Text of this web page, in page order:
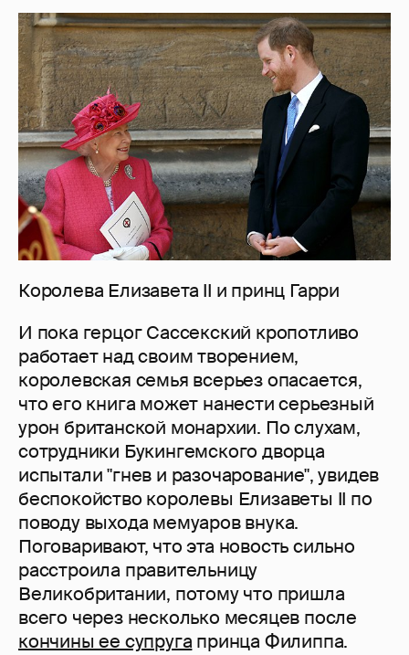
Королева Елизавета II и принц Гарри
И пока герцог Сассекский кропотливо
работает над своим творением,
королевская семья всерьез опасается,
что его книга может нанести серьезный
урон британской монархии. По слухам,
сотрудники Букингемского дворца
испытали "гнев и разочарование", увидев
беспокойство королевы Елизаветы II по
поводу выхода мемуаров внука.
Поговаривают, что эта новость сильно
расстроила правительницу
Великобритании, потому что пришла
всего через несколько месяцев после
кончины ее супруга принца Филиппа.